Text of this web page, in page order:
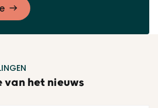
het nieuws